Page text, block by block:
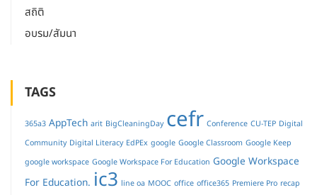
สถิติ
อบรม/สัมนา
TAGS
365a3 AppTech arit BigCleaningDay cefr Conference CU-TEP Digital
Community Digital Literacy EdPEx google Google Classroom Google Keep
google workspace Google Workspace For Education Google Workspace
For Education. ic3 line oa MOOC office office365 Premiere Pro recap